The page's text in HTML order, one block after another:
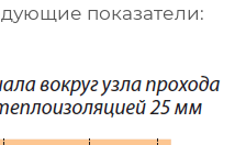
показатели: